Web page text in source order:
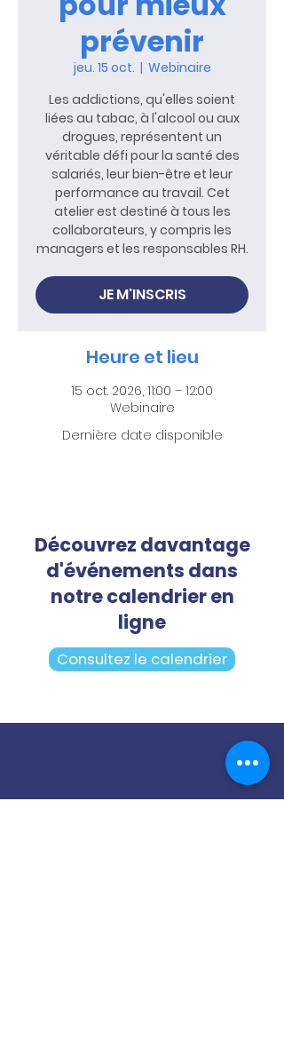
prévenir
jeu. 15 oct.
  |
Webinaire
Les addictions, qu'elles soient
liées au tabac, à l'alcool ou aux
drogues, représentent un
véritable défi pour la santé des
salariés, leur bien-être et leur
performance au travail. Cet
atelier est destiné à tous les
collaborateurs, y compris les
managers et les responsables RH.
JE M'INSCRIS
Heure et lieu
15 oct. 2026, 11:00 – 12:00
Webinaire
Dernière date disponible
Découvrez davantage
d'événements dans
notre calendrier en
ligne
Consultez le calendrier